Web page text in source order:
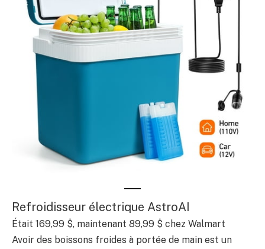
Refroidisseur électrique AstroAI
Était 169,99 $, maintenant 89,99 $ chez Walmart
Avoir des boissons froides à portée de main est un